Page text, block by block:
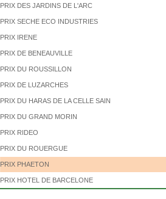
PRIX DES JARDINS DE L'ARC
PRIX SECHE ECO INDUSTRIES
PRIX IRENE
PRIX DE BENEAUVILLE
PRIX DU ROUSSILLON
PRIX DE LUZARCHES
PRIX DU HARAS DE LA CELLE SAIN
PRIX DU GRAND MORIN
PRIX RIDEO
PRIX DU ROUERGUE
PRIX PHAETON
PRIX HOTEL DE BARCELONE